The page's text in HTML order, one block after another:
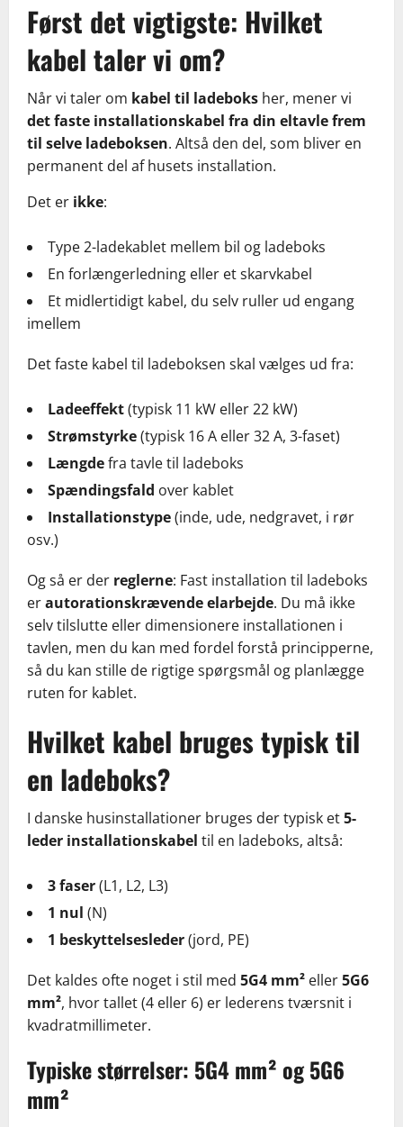
Først det vigtigste: Hvilket
kabel taler vi om?
Når vi taler om kabel til ladeboks her, mener vi
det faste installationskabel fra din eltavle frem
til selve ladeboksen. Altså den del, som bliver en
permanent del af husets installation.
Det er ikke:
Type 2-ladekablet mellem bil og ladeboks
En forlængerledning eller et skarvkabel
Et midlertidigt kabel, du selv ruller ud engang
imellem
Det faste kabel til ladeboksen skal vælges ud fra:
Ladeeffekt(typisk 11 kW eller 22 kW)
Strømstyrke(typisk 16 A eller 32 A, 3-faset)
Længdefra tavle til ladeboks
Spændingsfald over kablet
Installationstype(inde, ude, nedgravet, i rør
osv.)
Og så er der reglerne: Fast installation til ladeboks
erautorationskrævende elarbejde. Du må ikke
selv tilslutte eller dimensionere installationen i
tavlen, men du kan med fordel forstå principperne,
så du kan stille de rigtige spørgsmål og planlægge
ruten for kablet.
Hvilket kabel bruges typisk til
en ladeboks?
I danske husinstallationer bruges der typisk et5-
leder installationskabel til en ladeboks, altså:
3 faser(L1, L2, L3)
1 nul (N)
1 beskyttelsesleder(jord, PE)
Det kaldes ofte noget i stil med 5G4 mm² eller5G6
mm², hvor tallet (4 eller 6) er lederens tværsnit i
kvadratmillimeter.
Typiske størrelser: 5G4 mm² og 5G6
mm²